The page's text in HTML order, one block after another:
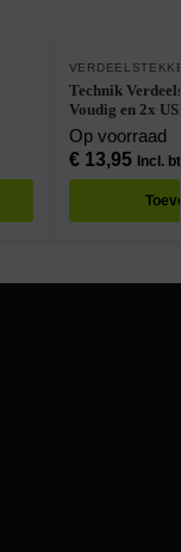
Technik
Voudig en 2x
Op voorraad
€13,95 Incl.